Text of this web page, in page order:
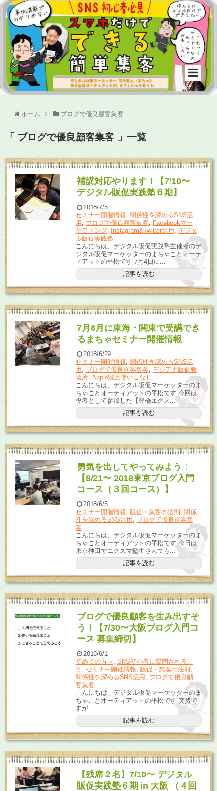
ホーム ブログで優良顧客集客
「 ブログで優良顧客集客 」一覧
補講対応やります！【7/10〜
デジタル販促実践塾６期】
2018/7/5
セミナー開催情報, 関係性を深めるSNS活
用 , ブログで優良顧客集客, Facebookマー
ケティング, Instagram&Twitter活用 , デジタ
ル販促実践塾
こんにちは、デジタル販促実践塾主催者のデ
ジタル販促マーケッターのまちゃことオーテ
ィアットの平松です 7月4日に...
記事を読む
7月8月に東海・関東で受講でき
るまちゃセミナー開催情報
2018/6/29
セミナー開催情報
関係性を深めるSNS活
用
ブログで優良顧客集客 デジアナ販促教
習所, Apple製品使いこなし
こんにちは、デジタル販促マーケッターのま
ちゃことオーティアットの平松です 今回は
役者として参加した【豊橋エクス...
記事を読む
勇気を出してやってみよう！
【8/21〜 2018東京ブログ入門
コース（３回コース）】
2018/6/5
セミナー開催情報 販促・集客の法則 関係
性を深めるSNS活用
ブログで優良顧客集
客
こんにちは、デジタル販促マーケッターのま
ちゃことオーティアットの平松です 今日は
東京神田でエクスマ塾生さんでも...
記事を読む
ブログで優良顧客を生み出すそ
う！【7/30〜大阪ブログ入門コ
ース 募集締切】
2018/6/1
初めての方へ, SNS初心者に質問されるこ
と , セミナー開催情報, 販促・集客の法則 ,
関係性を深めるSNS活用 , ブログで優良顧
客集客
こんにちは、デジタル販促マーケッターのま
ちゃことオーティアットの平松です 突然で
すが… ...
記事を読む
【残席２名】7/10〜 デジタル
販促実践塾６期 in 大阪 （４回